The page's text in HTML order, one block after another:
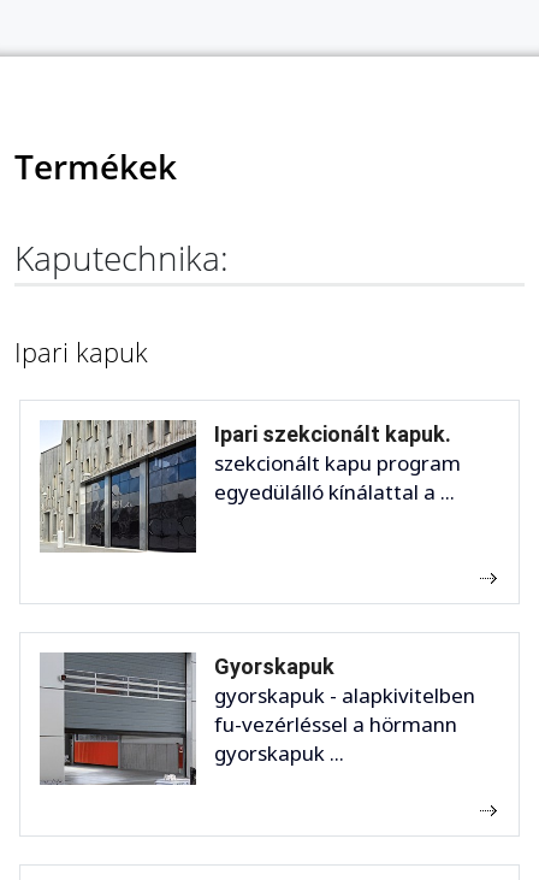
Termékek
Kaputechnika:
Ipari kapuk
Ipari szekcionált kapuk.
szekcionált kapu program
egyedülálló kínálattal a ...
Gyorskapuk
gyorskapuk - alapkivitelben
fu-vezérléssel a hörmann
gyorskapuk ...